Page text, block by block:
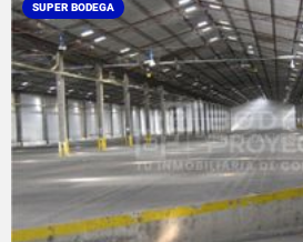
SUPER BODEGA
VER DETALLES